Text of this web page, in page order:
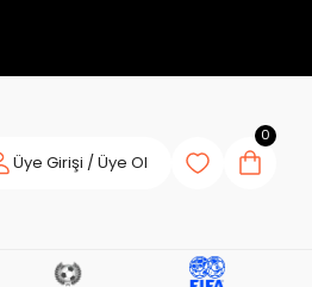
Üye Girişi / Üye Ol
0